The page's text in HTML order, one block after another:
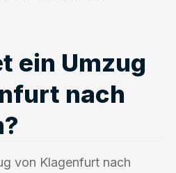
ein Umzug
nach
von Klagenfurt nach